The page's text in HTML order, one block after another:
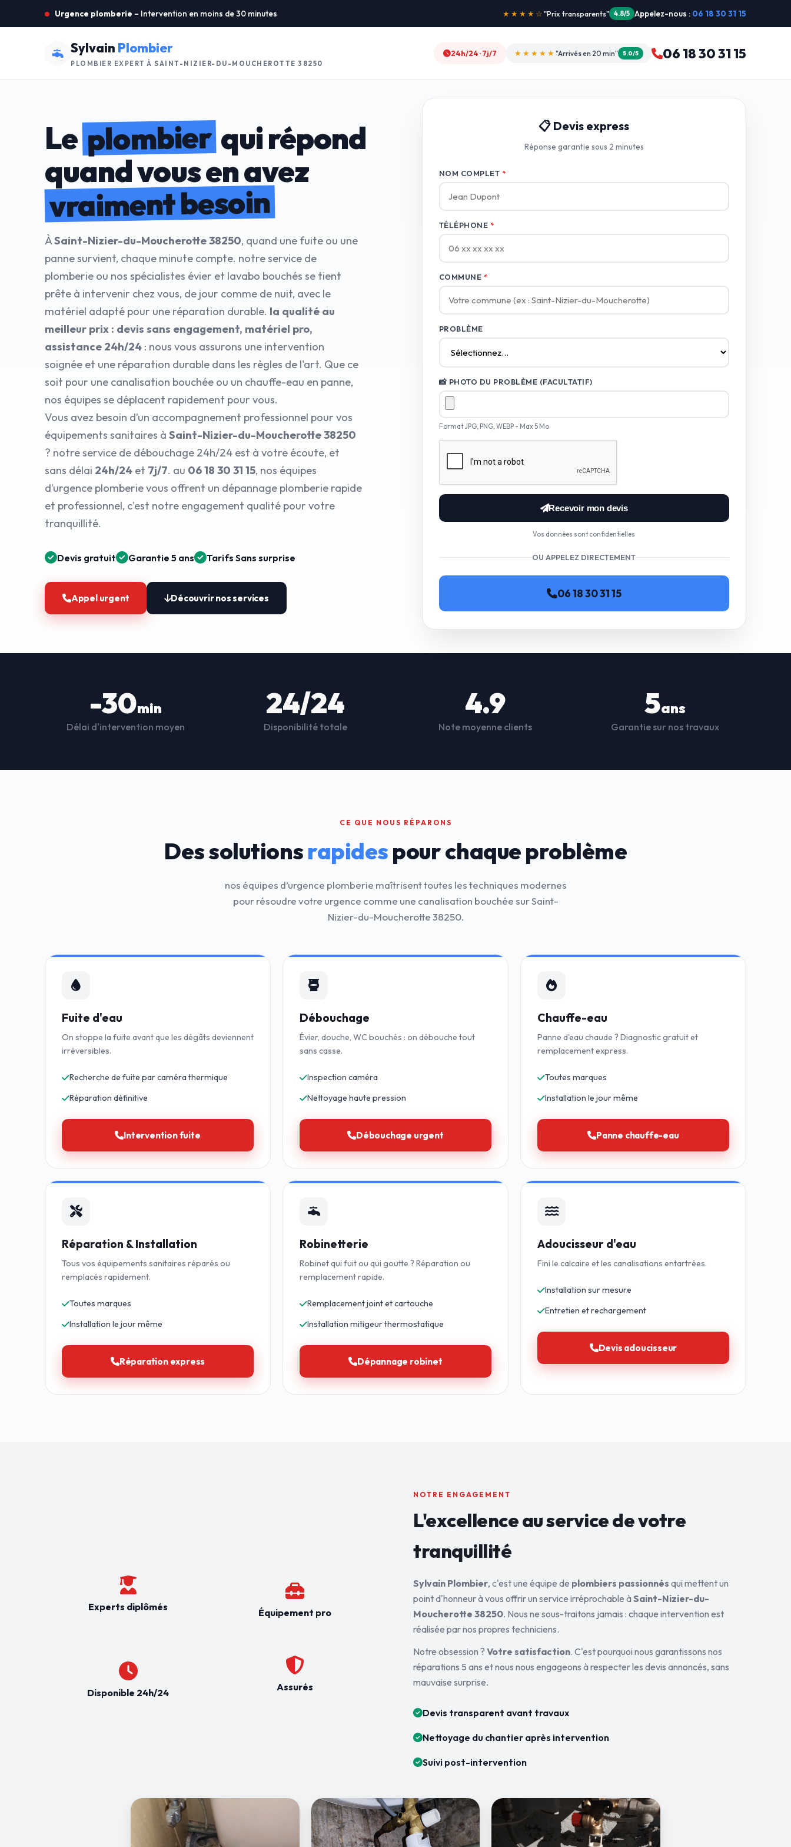
Urgence plomberie – Intervention en moins de 30 minutes ★★★★★ "Intervention dimanche" 5.0/5 Appelez-nous : 06 18 30 31 15
Sylvain Plombier
PLOMBIER EXPERT À SAINT-NIZIER-DU-MOUCHEROTTE 38250
24h/24 · 7j/7 ★★★★★ "Arrivés en 20 min" 5.0/5 06 18 30 31 15
Leplombierqui répond
quand vous en avez
vraiment besoin
ÀSaint-Nizier-du-Moucherotte 38250, quand une fuite ou une
panne survient, chaque minute compte. notre service de
plomberie ou nos spécialistes évier et lavabo bouchés se tient
prête à intervenir chez vous, de jour comme de nuit, avec le
matériel adapté pour une réparation durable. la qualité au
meilleur prix : devis sans engagement, matériel pro,
assistance 24h/24 : nous vous assurons une intervention
soignée et une réparation durable dans les règles de l'art. Que ce
soit pour une canalisation bouchée ou un chauffe-eau en panne,
nos équipes se déplacent rapidement pour vous.
Vous avez besoin d’un accompagnement professionnel pour vos
équipements sanitaires à Saint-Nizier-du-Moucherotte 38250
? notre service de débouchage 24h/24 est à votre écoute, et
sans délai 24h/24 et 7j/7. au 06 18 30 31 15, nos équipes
d’urgence plomberie vous offrent un dépannage plomberie rapide
et professionnel, c'est notre engagement qualité pour votre
tranquillité.
Devis gratuit Garantie 5 ans Tarifs Sans surprise
Appel urgent Découvrir nos services
📋 Devis express
Réponse garantie sous 2 minutes
NOM COMPLET *
TÉLÉPHONE *
COMMUNE *
PROBLÈME
📸 PHOTO DU PROBLÈME (FACULTATIF)
Format JPG, PNG, WEBP - Max 5 Mo
Recevoir mon devis
Vos données sont confidentielles
OU APPELEZ DIRECTEMENT
06 18 30 31 15
-30min
Délai d'intervention moyen
24/24
Disponibilité totale
4.9
Note moyenne clients
5ans
Garantie sur nos travaux
CE QUE NOUS RÉPARONS
Des solutionsrapidespour chaque problème
nos équipes d’urgence plomberie maîtrisent toutes les techniques modernes
pour résoudre votre urgence comme une canalisation bouchée sur Saint-
Nizier-du-Moucherotte 38250.
Fuite d'eau
On stoppe la fuite avant que les dégâts deviennent
irréversibles.
Recherche de fuite par caméra thermique
Réparation définitive
Intervention fuite
Débouchage
Évier, douche, WC bouchés : on débouche tout
sans casse.
Inspection caméra
Nettoyage haute pression
Débouchage urgent
Chauffe-eau
Panne d'eau chaude ? Diagnostic gratuit et
remplacement express.
Toutes marques
Installation le jour même
Panne chauffe-eau
Réparation & Installation
Tous vos équipements sanitaires réparés ou
remplacés rapidement.
Toutes marques
Installation le jour même
Réparation express
Robinetterie
Robinet qui fuit ou qui goutte ? Réparation ou
remplacement rapide.
Remplacement joint et cartouche
Installation mitigeur thermostatique
Dépannage robinet
Adoucisseur d'eau
Fini le calcaire et les canalisations entartrées.
Installation sur mesure
Entretien et rechargement
Devis adoucisseur
Experts diplômés
Disponible 24h/24
Équipement pro
Assurés
NOTRE ENGAGEMENT
L'excellence au service devotre
tranquillité
Sylvain Plombier, c'est une équipe de plombiers passionnés qui mettent un
point d'honneur à vous offrir un service irréprochable àSaint-Nizier-du-
Moucherotte 38250. Nous ne sous-traitons jamais : chaque intervention est
réalisée par nos propres techniciens.
Notre obsession ? Votre satisfaction. C'est pourquoi nous garantissons nos
réparations 5 ans et nous nous engageons à respecter les devis annoncés, sans
mauvaise surprise.
Devis transparent avant travaux
Nettoyage du chantier après intervention
Suivi post-intervention